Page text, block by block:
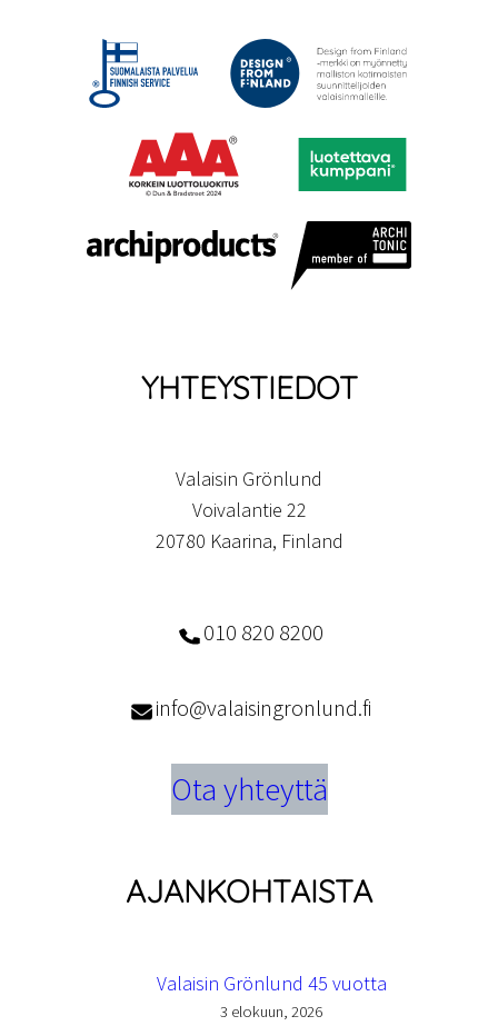
YHTEYSTIEDOT
Valaisin Grönlund
Voivalantie 22
20780 Kaarina, Finland
010 820 8200
info@valaisingronlund.fi
Ota yhteyttä
AJANKOHTAISTA
Valaisin Grönlund 45 vuotta
3 elokuun, 2026